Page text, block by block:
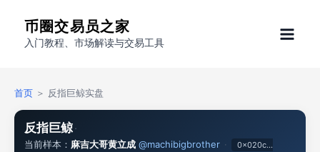
币圈交易员之家
入门教程、市场解读与交易工具
首页 ＞ 反指巨鲸实盘
反指巨鲸·
当前样本： 麻吉大哥黄立成 @machibigbrother ·
0x020c…